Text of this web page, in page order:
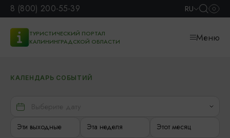
8 (800) 200-55-39 RU
ТУРИСТИЧЕСКИЙ ПОРТАЛ
КАЛИНИНГРАДСКОЙ ОБЛАСТИ
Меню
КАЛЕНДАРЬ СОБЫТИЙ
Эти выходные Эта неделя Этот месяц